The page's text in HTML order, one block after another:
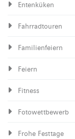
Entenküken
Fahrradtouren
Familienfeiern
Feiern
Fitness
Fotowettbewerb
Frohe Festtage